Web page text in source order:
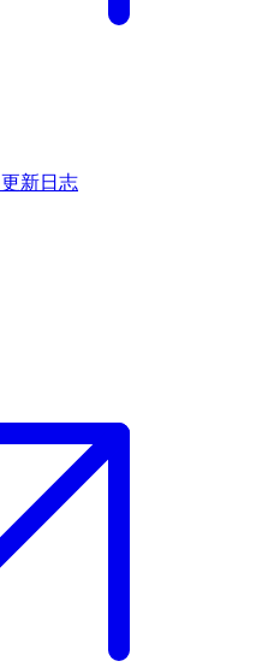
更新日志